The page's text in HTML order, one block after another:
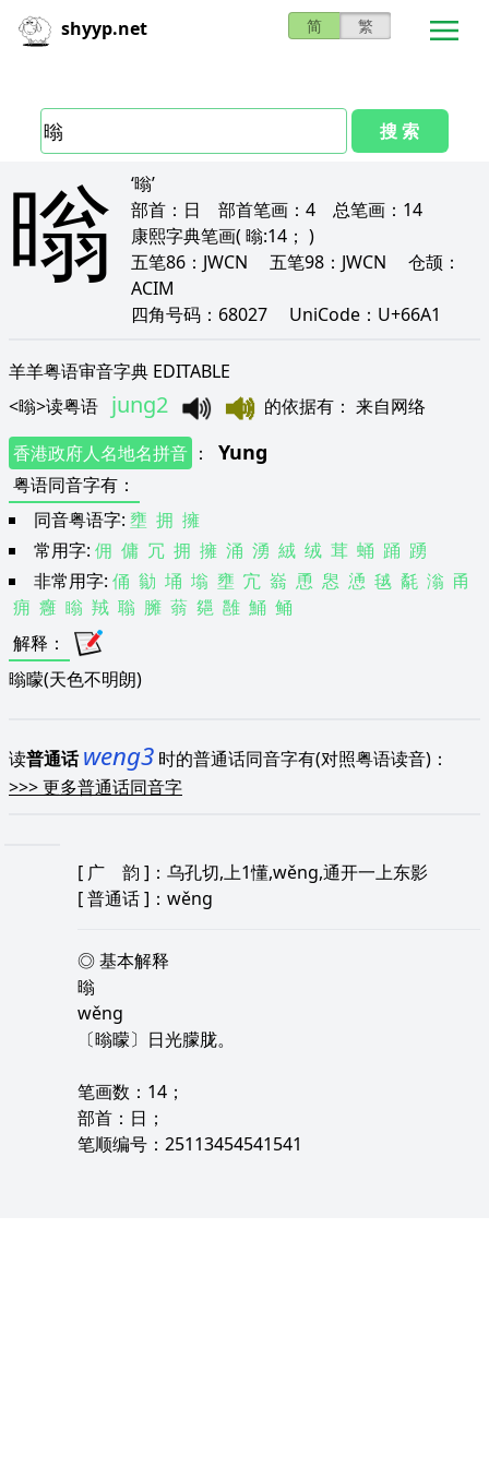
shyyp.net 简 繁
搜 索
暡
‘暡’
部首： 日 部首笔画： 4 总笔画： 14
康熙字典笔画( 暡:14； )
五笔86： JWCN 五笔98： JWCN 仓颉：
ACIM
四角号码： 68027 UniCode： U+66A1
羊羊粤语审音字典 EDITABLE
<暡>读粤语 jung2 的依据有 ： 来自网络
香港政府人名地名拼音 ： Yung
粤语同音字有 ：
同音粤语字: 壅 拥 擁
常用字: 佣 傭 冗 拥 擁 涌 湧 絨 绒 茸 蛹 踊 踴
非常用字: 俑 勜 埇 塕 壅 宂 嵡 恿 惥 慂 毧 氄 滃 甬
痈 癰 瞈 羢 聬 臃 蓊 郺 雝 鯒 鲬
解释 ：
暡曚(天色不明朗)
读普通话 weng3 时的普通话同音字有(对照粤语读音)：
>>>更多普通话同音字
[ 广 韵 ]：乌孔切,上1懂,wěng,通开一上东影
[普通话]：wěng
◎ 基本解释
暡
wěng
〔暡曚〕日光朦胧。
笔画数：14；
部首：日；
笔顺编号：25113454541541